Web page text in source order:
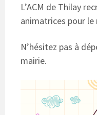
L’ACM de Thilay
animatrices pour
N’hésitez pas à
mairie.